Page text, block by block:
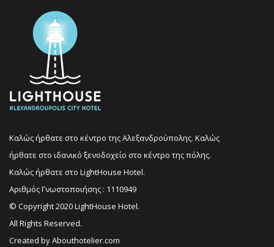
Καλώς ήρθατε στο κέντρο της Αλεξανδρούπολης. Καλώς
ήρθατε στο ιδανικό ξενοδοχείο στο κέντρο της πόλης.
Καλώς ήρθατε στο LightHouse Hotel.
Αριθμός Γνωστοποιήσης : 1110949
© Copyright 2020 LightHouse Hotel.
All Rights Reserved.
Created byAbouthotelier.com